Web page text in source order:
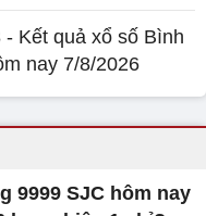
- Kết quả xổ số Bình
nay 7/8/2026
9999 SJC hôm nay